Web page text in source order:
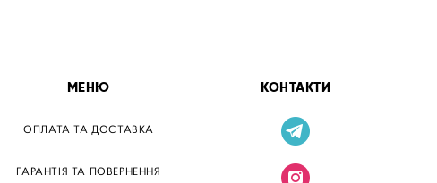
МЕНЮ
ОПЛАТА ТА ДОСТАВКА
ГАРАНТІЯ ТА ПОВЕРНЕННЯ
КОНТАКТИ